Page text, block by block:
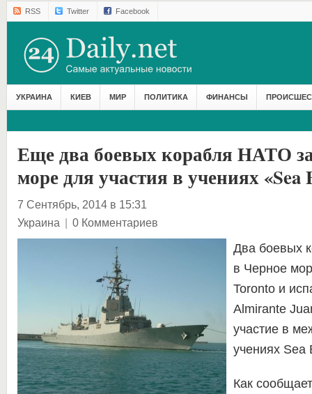
RSS Twitter Facebook
УКРАИНА КИЕВ МИР ПОЛИТИКА ФИНАНСЫ
Еще два боевых корабля НАТО
море для участия в учениях «Sea
7 Сентябрь, 2014 в 15:31
Украина | 0 Комментариев
Два боевых
в Черное
Toronto и
Almirante
участие в
учениях Sea
Как